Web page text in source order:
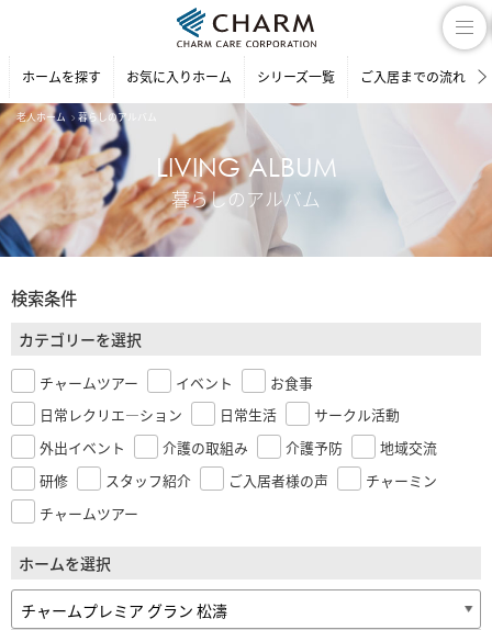
ホームを探す お気に入りホーム シリーズ一覧 ご入居までの流れ
老人ホーム 暮らしのアルバム
LIVING ALBUM
暮らしのアルバム
検索条件
カテゴリーを選択
チャームツアー イベント
お食事
日常レクリエ―ション
日常生活
サークル活動
外出イベント
介護の取組み 介護予防
地域交流
研修
スタッフ紹介 ご入居者様の声
チャーミン
チャームツアー
ホームを選択